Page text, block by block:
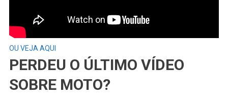
OU VEJA AQUI
PERDEU O ÚLTIMO VÍDEO
SOBRE MOTO?